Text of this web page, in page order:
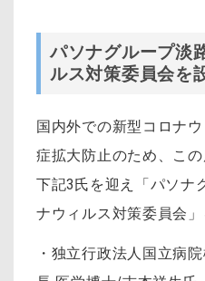
パソナグループ淡
ルス対策委員会を
国内外での新型コロナウ
症拡大防止のため、こ
下記3氏を迎え「パソナ
ナウィルス対策委員会」
・独立行政法人国立病